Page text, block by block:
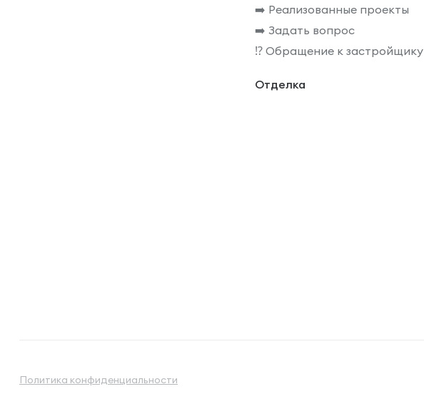
➡️ Реализованные проекты
➡️ Задать вопрос
⁉️ Обращение к застройщику
Отделка
Политика конфиденциальности